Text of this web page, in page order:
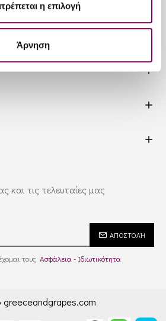
η επιλογή
Άρνηση
και τις τελευταίες μας
ΑΠΟΣΤΟΛΉ
τους Ασφάλεια - Ιδιωτικότητα